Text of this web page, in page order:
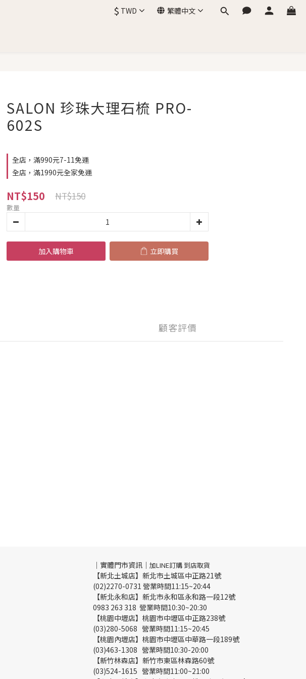
$ TWD 繁體中文
SALON 珍珠大理石梳 PRO-
602S
全店，滿990元7-11免運
全店，滿1990元全家免運
NT$150 NT$150
數量
加入購物車 立即購買
顧客評價
｜實體門市資訊｜ 加LINE訂購 到店取貨
【新北土城店】新北市土城區中正路21號
(02)2270-0731 營業時間11:15~20:44
【新北永和店】新北市永和區永和路一段12號
0983 263 318 營業時間10:30~20:30
【桃園中壢店】桃園市中壢區中正路238號
(03)280-5068 營業時間11:15~20:45
【桃園內壢店】桃園市中壢區中華路一段189號
(03)463-1308 營業時間10:30-20:00
【新竹林森店】新竹市東區林森路60號
(03)524-1615 營業時間11:00~21:00